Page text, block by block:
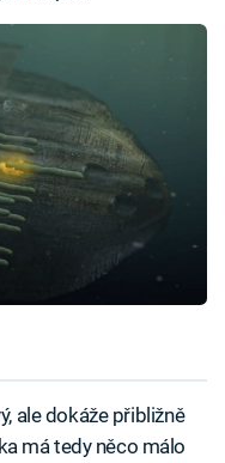
ale dokáže přibližně
má tedy něco málo